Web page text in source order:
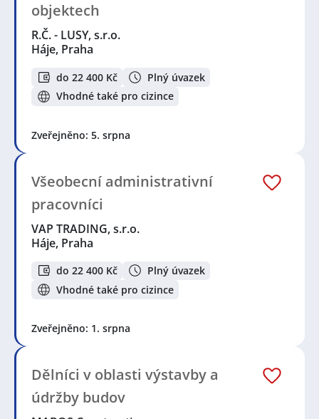
objektech
R.Č. - LUSY, s.r.o.
Háje, Praha
do 22 400 Kč
Plný úvazek
Vhodné také pro cizince
Zveřejněno: 5. srpna
Všeobecní administrativní
pracovníci
VAP TRADING, s.r.o.
Háje, Praha
do 22 400 Kč
Plný úvazek
Vhodné také pro cizince
Zveřejněno: 1. srpna
Dělníci v oblasti výstavby a
údržby budov